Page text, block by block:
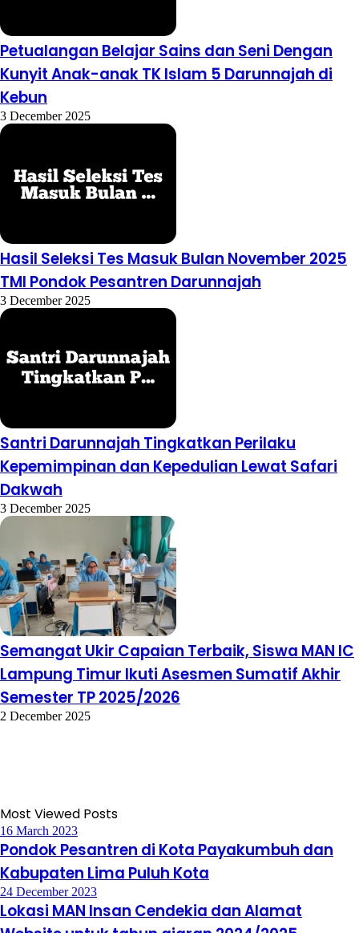
Petualangan Belajar Sains dan Seni Dengan
Kunyit Anak-anak TK Islam 5 Darunnajah di
Kebun
3 December 2025
Hasil Seleksi Tes Masuk Bulan November 2025
TMI Pondok Pesantren Darunnajah
3 December 2025
Santri Darunnajah Tingkatkan Perilaku
Kepemimpinan dan Kepedulian Lewat Safari
Dakwah
3 December 2025
Semangat Ukir Capaian Terbaik, Siswa MAN IC
Lampung Timur Ikuti Asesmen Sumatif Akhir
Semester TP 2025/2026
2 December 2025
Most Viewed Posts
16 March 2023
Pondok Pesantren di Kota Payakumbuh dan
Kabupaten Lima Puluh Kota
24 December 2023
Lokasi MAN Insan Cendekia dan Alamat